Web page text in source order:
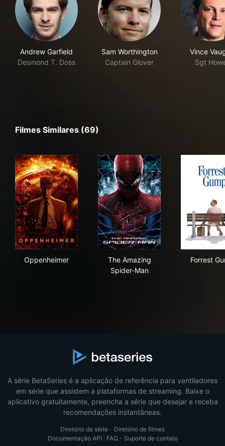
Andrew Garfield
Desmond T. Doss
Sam Worthington
Captain Glover
Vince
Sgt
Filmes Similares (69)
Oppenheimer
The Amazing
Spider-Man
Forrest
A série BetaSeries é a aplicação de referência para ventiladores
em série que assistem a plataformas de streaming. Baixe o
aplicativo gratuitamente, preencha a série que desejar e receba
recomendações instantâneas.
Diretório da série · Diretório de filmes
Documentação API · FAQ· Suporte de contato